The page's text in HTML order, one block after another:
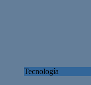
Tecnología